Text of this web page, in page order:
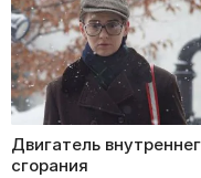
Двигатель
сгорания